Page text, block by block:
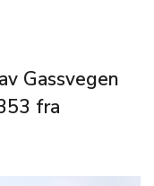
Gassvegen
fra